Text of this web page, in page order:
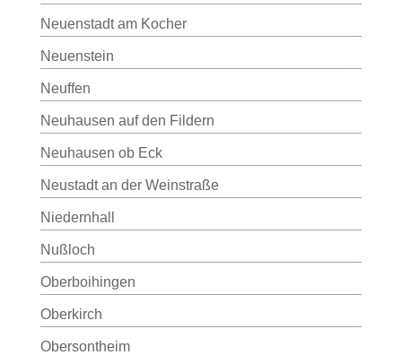
Neuenstadt am Kocher
Neuenstein
Neuffen
Neuhausen auf den Fildern
Neuhausen ob Eck
Neustadt an der Weinstraße
Niedernhall
Nußloch
Oberboihingen
Oberkirch
Obersontheim